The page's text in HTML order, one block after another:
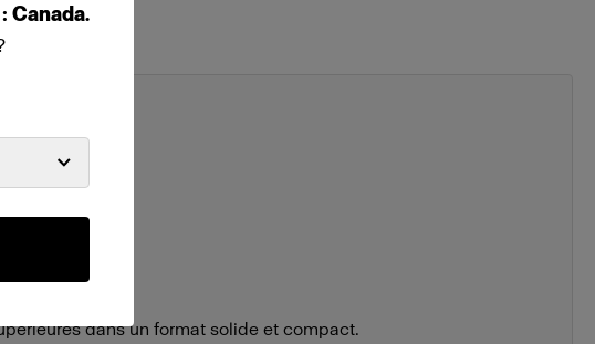
Canada.
dans un format solide et compact.